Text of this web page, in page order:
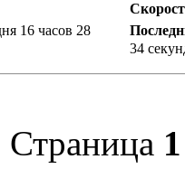
16 часов 28
34
Страница 1